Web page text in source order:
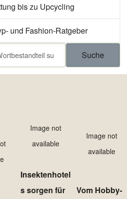
bis zu Upcycling
und Fashion-Ratgeber
Image not
available
Insektenhotel
s sorgen für
Image not
available
Vom Hobby-